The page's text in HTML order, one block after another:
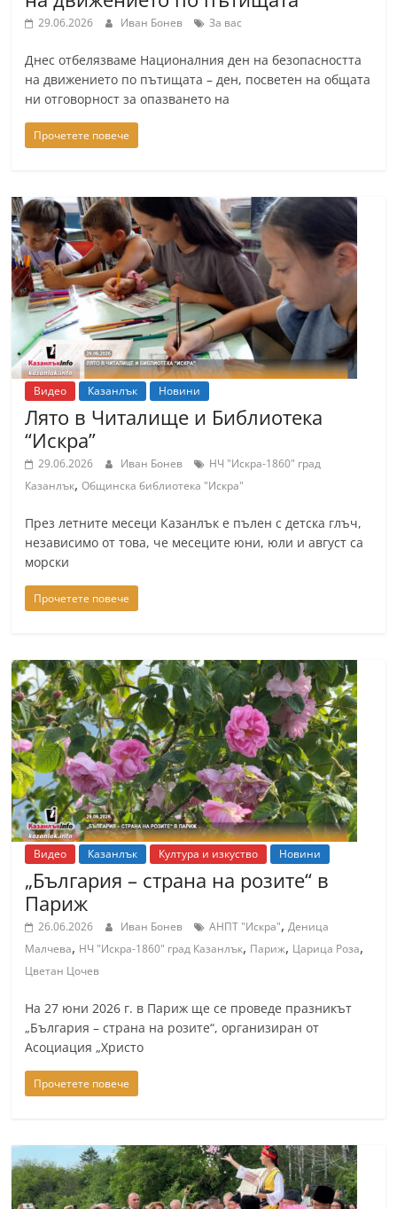
l
a
k
-
b
g
n
f
o
,
g
a
l
l
e
r
y
-
a
n
k
.
c
o
m
29.06.2026 Иван Бонев За вас
Днес отбелязваме Националния ден на безопасността
на движението по пътищата – ден, посветен на общата
ни отговорност за опазването на
Прочетете повече
Видео Казанлък Новини
Лято в Читалище и Библиотека
“Искра”
29.06.2026 Иван Бонев
НЧ "Искра-1860" град
Казанлък,Общинска библиотека "Искра"
През летните месеци Казанлък е пълен с детска глъч,
независимо от това, че месеците юни, юли и август са
морски
Прочетете повече
Видео Казанлък Култура и изкуство Новини
„България – страна на розите“ в
Париж
26.06.2026 Иван Бонев АНПТ "Искра",Деница
Малчева, НЧ "Искра-1860" град Казанлък, Париж, Царица Роза,
Цветан Цочев
На 27 юни 2026 г. в Париж ще се проведе празникът
„България – страна на розите“, организиран от
Асоциация „Христо
Прочетете повече